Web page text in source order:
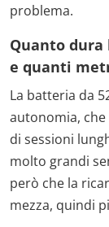
problema.
Quanto dura
e quanti
La batteria da
autonomia,
di sessioni
molto grandi
però che la
mezza, quindi